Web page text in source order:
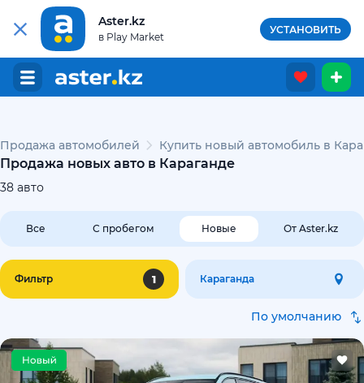
Aster.kz
в Play Market
УСТАНОВИТЬ
Продажа автомобилей Купить новый автомобиль в
Продажа новых авто в Караганде
38 авто
Все С пробегом Новые От Aster.kz
Фильтр 1 Караганда
По умолчанию